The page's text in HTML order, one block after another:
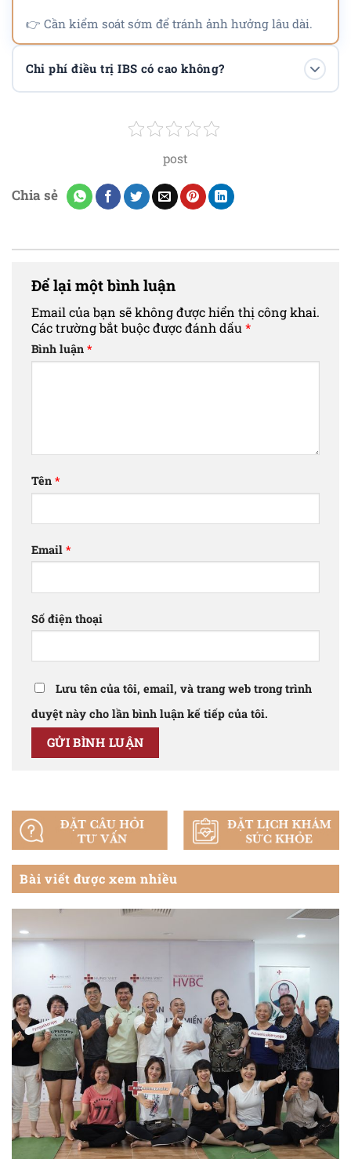
👉 Cần kiểm soát sớm để tránh ảnh hưởng lâu dài.
Chi phí điều trị IBS có cao không?
điều chỉnh lối sống
Khám chuyên khoa
👉 Thấp hơn nhiều so với các bệnh lý tiêu hóa
nghiêm trọng.
post
Chia sẻ
Để lại một bình luận
Email của bạn sẽ không được hiển thị công khai.
Các trường bắt buộc được đánh dấu *
Bình luận *
Tên *
Email *
Số điện thoại
Lưu tên của tôi, email, và trang web trong trình
duyệt này cho lần bình luận kế tiếp của tôi.
Bài viết được xem nhiều